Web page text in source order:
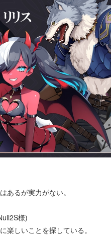
るが実力がない。
様)
しいことを探している。